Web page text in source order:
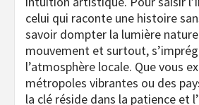
celui qui raconte une histoire
savoir dompter la lumière
mouvement et surtout,
l’atmosphère locale. Que vous
métropoles vibrantes ou des
la clé réside dans la patience et